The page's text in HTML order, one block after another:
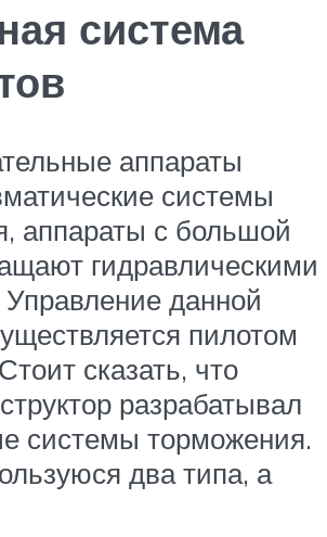
система
аппараты
системы
аппараты с большой
гидравлическими
данной
пилотом
сказать, что
разрабатывал
системы торможения.
два типа, а